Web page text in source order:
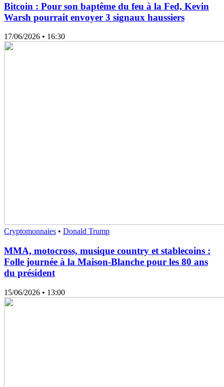
Bitcoin : Pour son baptême du feu à la Fed, Kevin
Warsh pourrait envoyer 3 signaux haussiers
17/06/2026 • 16:30
Cryptomonnaies • Donald Trump
MMA, motocross, musique country et stablecoins :
Folle journée à la Maison-Blanche pour les 80 ans
du président
15/06/2026 • 13:00